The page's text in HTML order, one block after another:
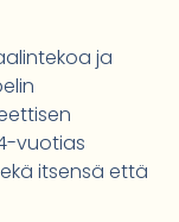
ja
vuotias
itsensä että